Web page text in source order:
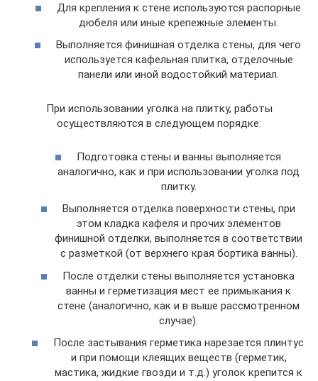
Для крепления к стене используются распорные
дюбеля или иные крепежные элементы.
Выполняется финишная отделка стены, для чего
используется кафельная плитка, отделочные
панели или иной водостойкий материал.
При использовании уголка на плитку, работы
осуществляются в следующем порядке:
Подготовка стены и ванны выполняется
аналогично, как и при использовании уголка под
плитку.
Выполняется отделка поверхности стены, при
этом кладка кафеля и прочих элементов
финишной отделки, выполняется в соответствии
с разметкой (от верхнего края бортика ванны).
После отделки стены выполняется установка
ванны и герметизация мест ее примыкания к
стене (аналогично, как и в выше рассмотренном
случае).
После застывания герметика нарезается плинтус
и при помощи клеящих веществ (герметик,
мастика, жидкие гвозди и т.д.) уголок крепится к